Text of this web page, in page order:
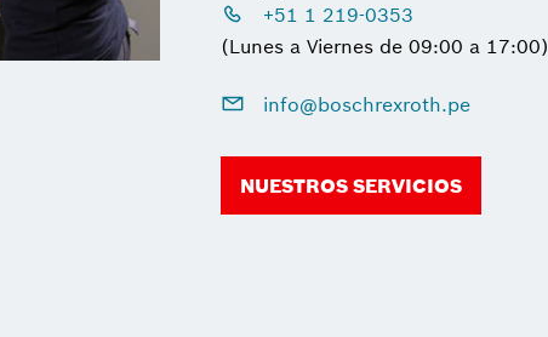
+51 1 219-0353
(Lunes a Viernes de 09:00 a 17:00)
info@boschrexroth.pe
NUESTROS SERVICIOS